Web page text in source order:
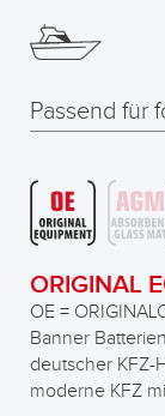
Passend für
ORIGINAL
OE =
Banner
deutscher KFZ-
moderne KFZ